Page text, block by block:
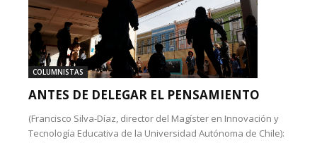
COLUMNISTAS
ANTES DE DELEGAR EL PENSAMIENTO
(Francisco Silva-Díaz, director del Magíster en Innovación y
Tecnología Educativa de la Universidad Autónoma de Chile):